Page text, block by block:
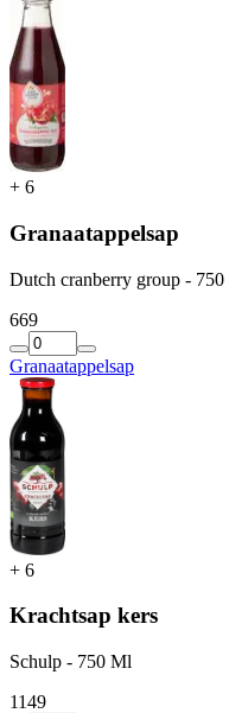
+ 6
Granaatappelsap
Dutch cranberry group -
669
Granaatappelsap
+ 6
Krachtsap kers
Schulp - 750 Ml
1149